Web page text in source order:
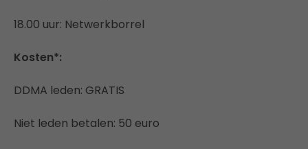
18.00 uur: Netwerkborrel
Kosten*:
DDMA leden: GRATIS
Niet leden betalen: 50 euro